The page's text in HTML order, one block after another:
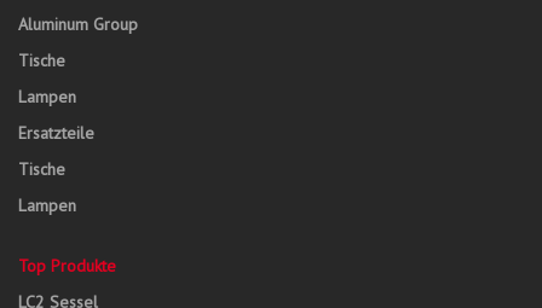
Aluminum Group
Tische
Lampen
Ersatzteile
Tische
Lampen
Top Produkte
LC2 Sessel